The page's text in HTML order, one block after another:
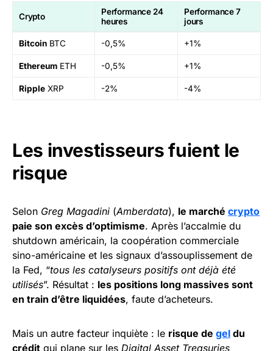
Crypto
Performance 24
heures
Performance 7
jours
Bitcoin BTC -0,5% +1%
Ethereum ETH -0,5% +1%
Ripple XRP -2% -4%
Les investisseurs fuient le
risque
Selon Greg Magadini (Amberdata), le marché crypto
paie son excès d’optimisme. Après l’accalmie du
shutdown américain, la coopération commerciale
sino-américaine et les signaux d’assouplissement de
la Fed, “tous les catalyseurs positifs ont déjà été
utilisés”. Résultat : les positions long massives sont
en train d’être liquidées, faute d’acheteurs.
Mais un autre facteur inquiète : le risque de gel du
crédit qui plane sur les Digital Asset Treasuries